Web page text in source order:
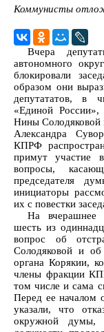
Коммунисты
Вчера
автономного
блокировали
образом они
депутататов, в
«Единой
Нины Солодяковой
Александра
КПРФ
примут участие
вопросы,
председателя
инициаторы
их с повестки
На вчерашнее
шесть из
вопрос об
Солодяковой и об
органа Корякии,
члены фракции
том числе и сама
Перед ее началом
указали, что
окружной думы,